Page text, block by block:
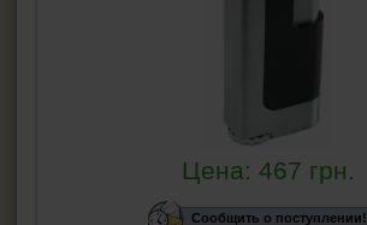
Цена:467 грн.
Сообщить о поступлении!